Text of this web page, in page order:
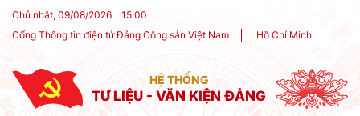
Chủ nhật, 09/08/2026 15:00
Cổng Thông tin điện tử Đảng Cộng sản Việt Nam
Hồ Chí Minh
HỆ THỐNG
TƯ LIỆU - VĂN KIỆN ĐẢNG